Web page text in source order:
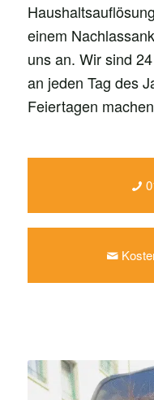
einem
uns an. Wir sind
an jeden Tag des
Feiertagen